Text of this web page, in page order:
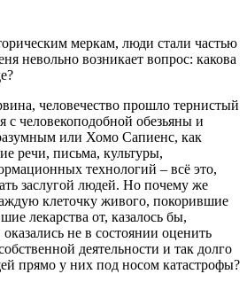
меркам, люди стали частью
невольно возникает вопрос: какова
человечество прошло тернистый
с человекоподобной обезьяны и
или Хомо Сапиенс, как
речи, письма, культуры,
технологий – всё это,
заслугой людей. Но почему же
клеточку живого, покорившие
лекарства от, казалось бы,
не в состоянии оценить
деятельности и так долго
прямо у них под носом катастрофы?